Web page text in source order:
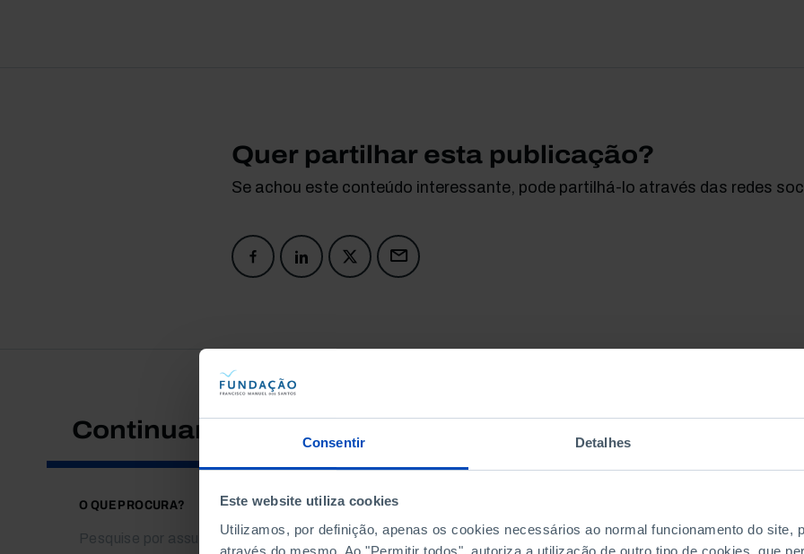
Consentir Detalhes
Este website utiliza cookies
Utilizamos, por definição, apenas os cookies necessários ao normal funcionamento do site,
através do mesmo. Ao "Permitir todos", autoriza a utilização de outro tipo de cookies, que
Quer partilhar esta publicação?
Se achou este conteúdo interessante, pode partilhá-lo através das redes
Continuar a pesquisar
O QUE PROCURA?